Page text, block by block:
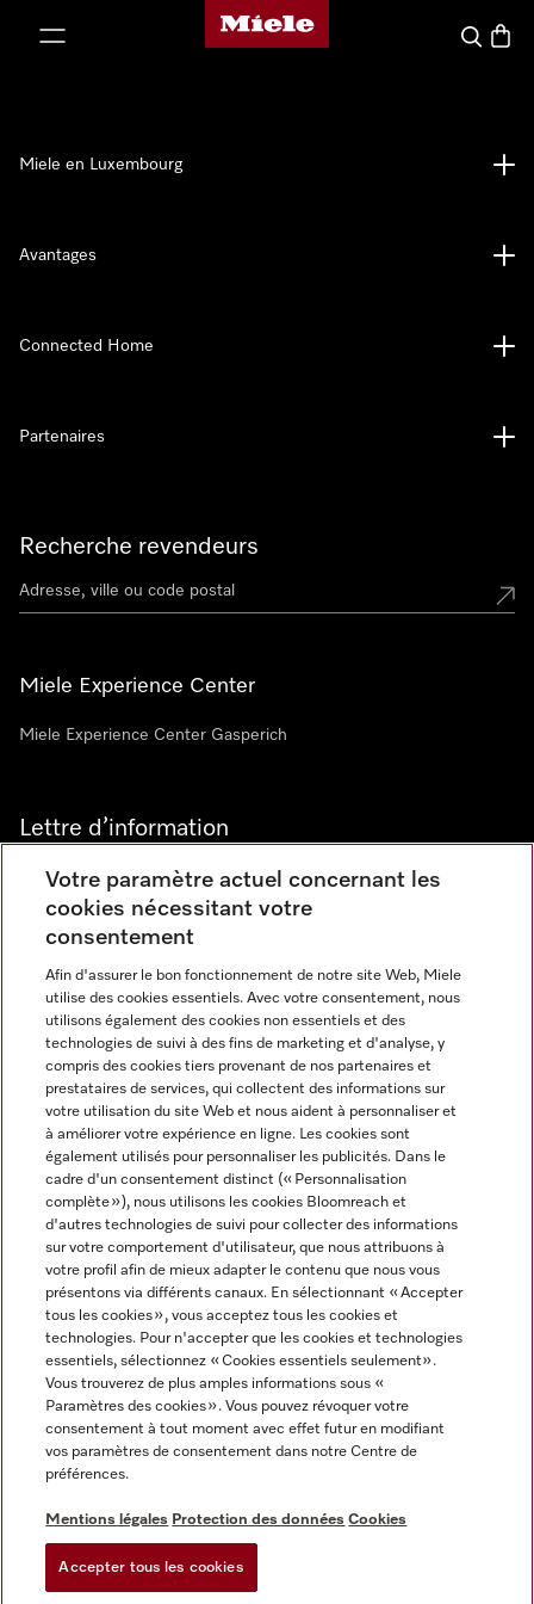
Page d'accueil de Miele
Panier
Recherche revendeurs
Miele Experience Center
Miele Experience Center Gasperich
Lettre d’information
Langue
FRANCAIS
Miele en Luxembourg
Avantages
Connected Home
Partenaires
Informations légales
CGV
Conditions d’utilisation
Déclaration d'accessibilité
Digital Services Act
Miele sur Instagram
Miele sur Youtube
Votre paramètre actuel concernant les
cookies nécessitant votre
consentement
Afin d'assurer le bon fonctionnement de notre site Web, Miele
utilise des cookies essentiels. Avec votre consentement, nous
utilisons également des cookies non essentiels et des
technologies de suivi à des fins de marketing et d'analyse, y
compris des cookies tiers provenant de nos partenaires et
prestataires de services, qui collectent des informations sur
votre utilisation du site Web et nous aident à personnaliser et
à améliorer votre expérience en ligne. Les cookies sont
également utilisés pour personnaliser les publicités. Dans le
cadre d'un consentement distinct (« Personnalisation
complète »), nous utilisons les cookies Bloomreach et
d'autres technologies de suivi pour collecter des informations
sur votre comportement d'utilisateur, que nous attribuons à
votre profil afin de mieux adapter le contenu que nous vous
présentons via différents canaux. En sélectionnant « Accepter
tous les cookies », vous acceptez tous les cookies et
technologies. Pour n'accepter que les cookies et technologies
essentiels, sélectionnez « Cookies essentiels seulement».
Vous trouverez de plus amples informations sous «
Paramètres des cookies ». Vous pouvez révoquer votre
consentement à tout moment avec effet futur en modifiant
vos paramètres de consentement dans notre Centre de
préférences.
Mentions légales Protection des données Cookies
Accepter tous les cookies